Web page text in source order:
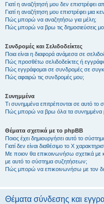
Γιατί η αναζήτησή μου δεν επιστρέφει
Γιατί η αναζήτηση μου επιστρέφει μια
Πώς μπορώ να αναζητήσω για μέλη;
Πώς μπορώ να βρω τις δημοσιεύσεις
Συνδρομές και Σελιδοδείκτες
Ποια είναι η διαφορά ανάμεσα σε
Πώς προσθέτω σελιδοδείκτες ή
Πώς εγγράφομαι σε συνδρομές σε
Πώς αφαιρώ τις συνδρομές μου;
Συνημμένα
Τι συνημμένα επιτρέπονται σε αυτό
Πώς μπορώ να βρω όλα τα συνημμένα
Θέματα σχετικά με το phpBB
Ποιος έχει δημιουργήσει αυτό το
Γιατί δεν είναι διαθέσιμο το Χ
Με ποιον θα επικοινωνήσω σχετικά με
με αυτό το σύστημα συζητήσεων;
Πώς μπορώ να επικοινωνήσω με τον
Θέματα σύνδεσης και